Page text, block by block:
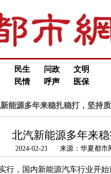
民生 问政
文明
民情
呼声 医保
能源多年来稳扎稳打，坚持
北汽新能源多年来
2024-02-21 来源：华夏都
行，国内新能源汽车行业开